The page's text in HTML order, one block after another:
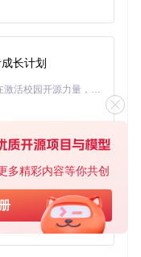
多精彩内容等你共创
有设置恢复默认
长计划
「源启盛夏」暑期校园开发者成长计划旨在激活校园开源力量，通过积分激励、认证扶持、资源倾斜等形式，引导高校组织和开发者完成「入驻 — 建项目 — 做贡献 — 获认证 — 得资源」的完整闭环。无论你是想带领社团入驻平台的组织者，还是希望用代码贡献证明自己的开发者，都能在这里找到属于你的成长路径。
免费、本地、开源的 24/7 全天候 Cowork 应用，以及适用于 Gemini CLI、Claude Code、Codex、OpenCode、Qwen Code、Goose CLI、Auggie 等的 OpenClaw | 🌟 喜欢就点star吧